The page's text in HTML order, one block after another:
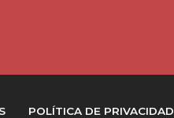
POLÍTICA DE PRIVACIDAD